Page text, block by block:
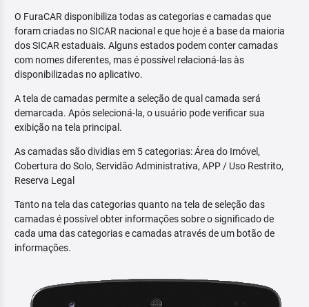
O FuraCAR disponibiliza todas as categorias e camadas que
foram criadas no SICAR nacional e que hoje é a base da maioria
dos SICAR estaduais. Alguns estados podem conter camadas
com nomes diferentes, mas é possível relacioná-las às
disponibilizadas no aplicativo.
A tela de camadas permite a seleção de qual camada será
demarcada. Após selecioná-la, o usuário pode verificar sua
exibição na tela principal.
As camadas são dividias em 5 categorias: Área do Imóvel,
Cobertura do Solo, Servidão Administrativa, APP / Uso Restrito,
Reserva Legal
Tanto na tela das categorias quanto na tela de seleção das
camadas é possível obter informações sobre o significado de
cada uma das categorias e camadas através de um botão de
informações.